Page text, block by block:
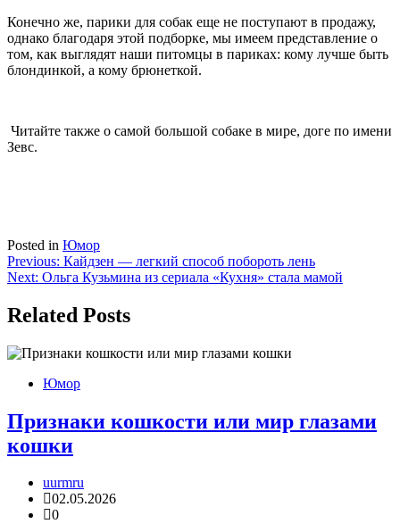
Конечно же, парики для собак еще не поступают в продажу,
однако благодаря этой подборке, мы имеем представление о
том, как выглядят наши питомцы в париках: кому лучше быть
блондинкой, а кому брюнеткой.
Читайте также о самой большой собаке в мире, доге по имени
Зевс.
Posted in Юмор
Навигация
по
записям
Previous: Кайдзен — легкий способ побороть лень
Next: Ольга Кузьмина из сериала «Кухня» стала мамой
Related Posts
Юмор
Признаки кошкости или мир глазами
кошки
uurmru
02.05.2026
0